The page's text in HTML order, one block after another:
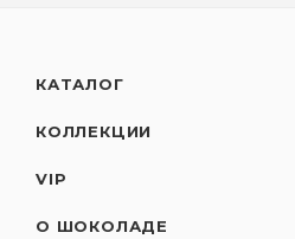
КАТАЛОГ
КОЛЛЕКЦИИ
VIP
О ШОКОЛАДЕ